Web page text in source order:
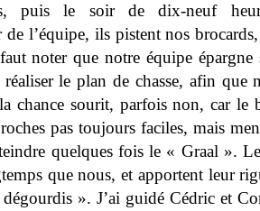
puis le soir de dix-neuf
l’équipe, ils pistent nos
noter que notre équipe épargne
le plan de chasse, afin que
chance sourit, parfois non, car le
pas toujours faciles, mais
quelques fois le « Graal ».
que nous, et apportent leur
». J’ai guidé Cédric et